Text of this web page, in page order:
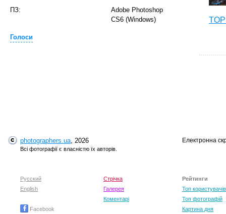
ПЗ:
Adobe Photoshop
CS6 (Windows)
Голоси
photographers.ua, 2026
Всі фотографії є власністю їх авторів.
Електронна
Русский
English
Facebook
Стрічка
Галерея
Коментарі
Рейтинги
Топ користувачів
Топ фотографій
Картина дня